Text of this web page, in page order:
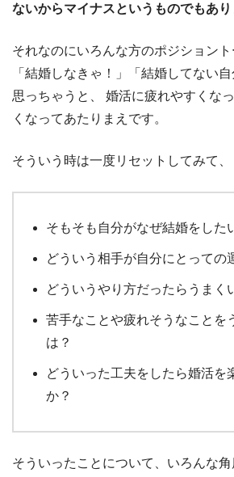
ないからマイナスというものでもあり
それなのにいろんな方のポジショント
「結婚しなきゃ！」「結婚してない
思っちゃうと、
婚活に疲れやすくな
くなってあたりまえです。
そういう時は一度リセットしてみて、
そもそも自分がなぜ結婚をした
どういう相手が自分にとっての
どういうやり方だったらうまく
苦手なことや疲れそうなことを
は？
どういった工夫をしたら婚活を
か？
そういったことについて、いろんな角